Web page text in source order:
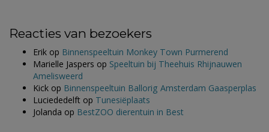
Reacties van bezoekers
Erik op Binnenspeeltuin Monkey Town Purmerend
Marielle Jaspers op Speeltuin bij Theehuis Rhijnauwen
Amelisweerd
Kick op Binnenspeeltuin Ballorig Amsterdam Gaasperplas
Luciededelft op Tunesiëplaats
Jolanda op BestZOO dierentuin in Best